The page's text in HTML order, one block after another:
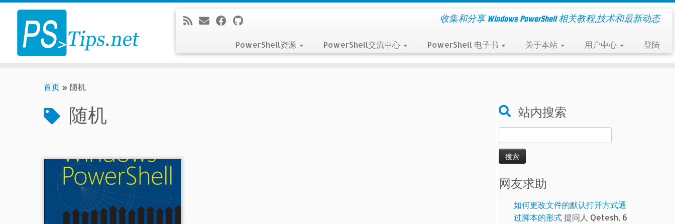
Skip
content
收集和分享 Windows PowerShell 相关教程,技术和最新动态
PowerShell资源 PowerShell交流中心 PowerShell 电子书 关于本站 用户中心 登陆
首页 » 随机
随机 站内搜索
索：
网友求助
如何更改文件的默认打开方式通
过脚本的形式提问人 Qetesh, 6